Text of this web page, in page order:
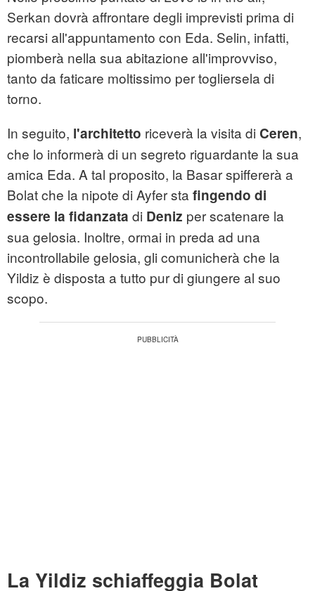
Serkan dovrà affrontare degli imprevisti prima di
recarsi all'appuntamento con Eda. Selin, infatti,
piomberà nella sua abitazione all'improvviso,
tanto da faticare moltissimo per togliersela di
torno.
In seguito, l'architetto riceverà la visita di Ceren,
che lo informerà di un segreto riguardante la sua
amica Eda. A tal proposito, la Basar spiffererà a
Bolat che la nipote di Ayfer sta fingendo di
essere la fidanzata di Deniz per scatenare la
sua gelosia. Inoltre, ormai in preda ad una
incontrollabile gelosia, gli comunicherà che la
Yildiz è disposta a tutto pur di giungere al suo
scopo.
La Yildiz schiaffeggia Bolat